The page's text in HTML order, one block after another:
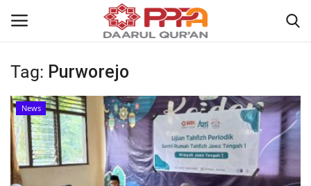
Login
Home
Contact
Tag: Purworejo
News